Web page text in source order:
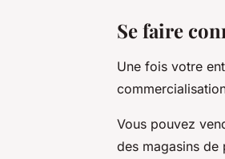
Se faire
Une fois votre
Vous pouvez
des magasins